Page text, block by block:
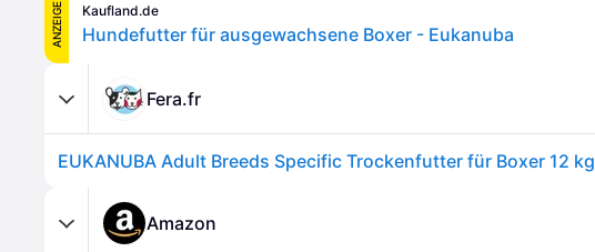
ANZEIGE Kaufland.de
Hundefutter für ausgewachsene Boxer - Eukanuba
Fera.fr
EUKANUBA Adult Breeds Specific Trockenfutter für Boxer 12 kg
Amazon